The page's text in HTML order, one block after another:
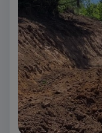
E-Belediye
İletişim
Giriş
Kayıt